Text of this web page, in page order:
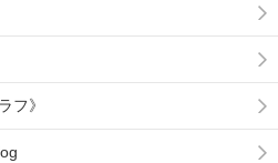
フ》